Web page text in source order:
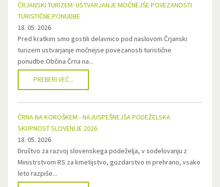
ČRJANSKI TURIZEM: USTVARJANJE MOČNEJŠE POVEZANOSTI
TURISTIČNE PONUDBE
18. 05. 2026
Pred kratkim smo gostili delavnico pod naslovom Črjanski
turizem ustvarjanje močnejse povezanosti turistične
ponudbe.Občina Črna na...
PREBERI VEČ...
ČRNA NA KOROŠKEM - NAJUSPEŠNEJŠA PODEŽELSKA
SKUPNOST SLOVENIJE 2026
18. 05. 2026
Društvo za razvoj slovenskega podeželja, v sodelovanju z
Ministrstvom RS za kmetijstvo, gozdarstvo in prehrano, vsako
leto razpiše...